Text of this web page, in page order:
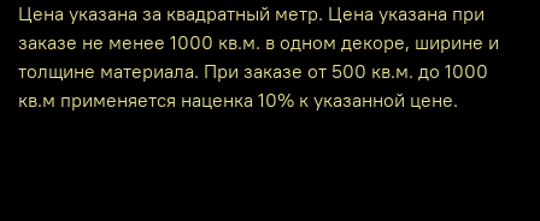
Цена указана за квадратный метр. Цена указана при
заказе не менее 1000 кв.м. в одном декоре, ширине и
толщине материала. При заказе от 500 кв.м. до 1000
кв.м применяется наценка 10% к указанной цене.